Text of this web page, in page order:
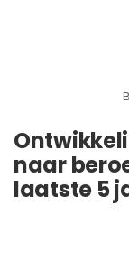
naar
laatste 5